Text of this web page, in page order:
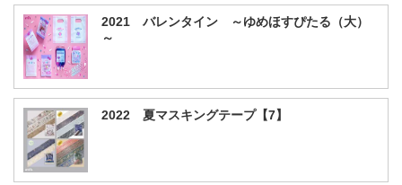
2021 バレンタイン ～ゆめほすぴたる（大）
～
2022 夏マスキングテープ【7】